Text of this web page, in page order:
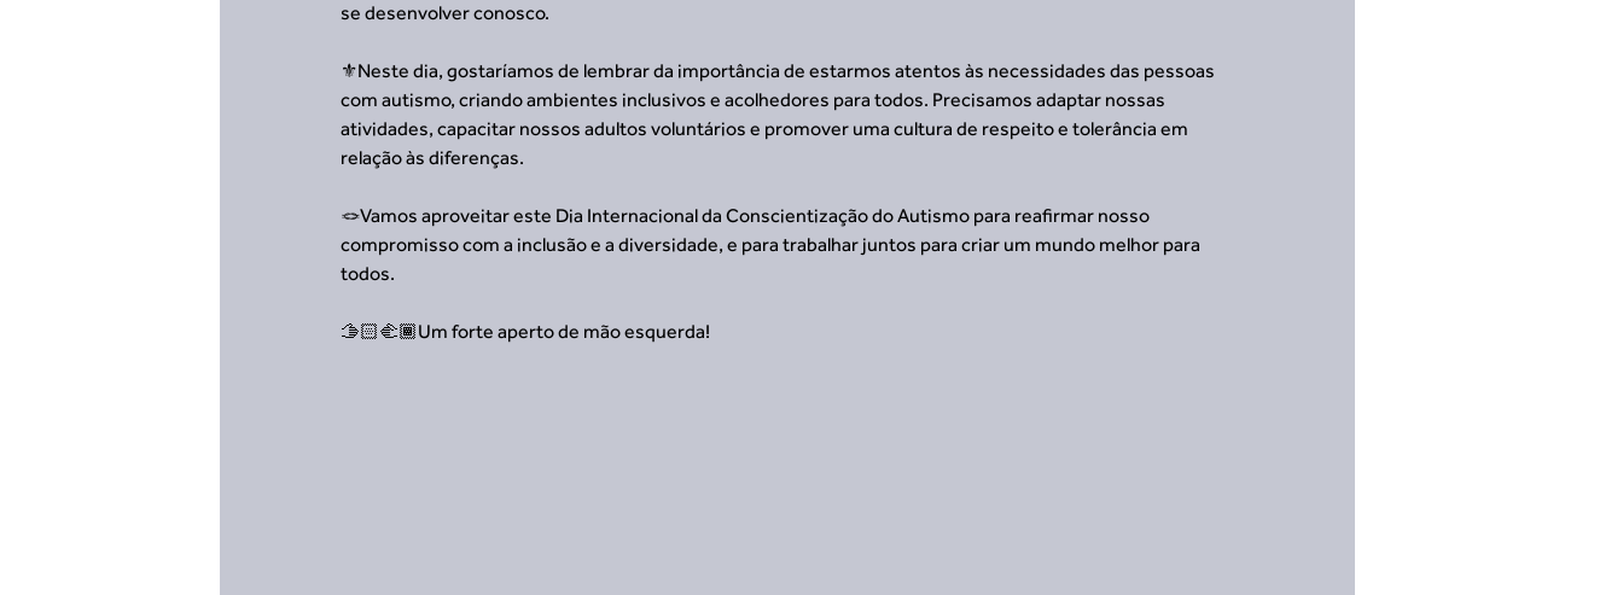
se desenvolver conosco.
⚜️Neste dia, gostaríamos de lembrar da importância de estarmos atentos às necessidades das pessoas
com autismo, criando ambientes inclusivos e acolhedores para todos. Precisamos adaptar nossas
atividades, capacitar nossos adultos voluntários e promover uma cultura de respeito e tolerância em
relação às diferenças.
🪢Vamos aproveitar este Dia Internacional da Conscientização do Autismo para reafirmar nosso
compromisso com a inclusão e a diversidade, e para trabalhar juntos para criar um mundo melhor para
todos.
🫱🏻‍🫲🏾Um forte aperto de mão esquerda!